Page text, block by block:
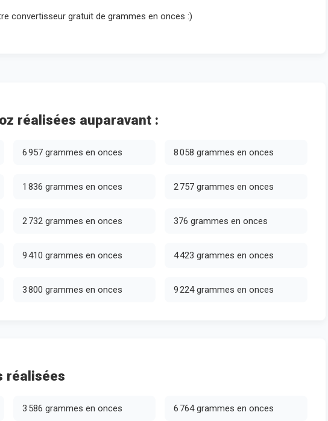
convertisseur gratuit de grammes en onces :)
réalisées auparavant :
6 957 grammes en onces 8 058 grammes en onces
1 836 grammes en onces 2 757 grammes en onces
2 732 grammes en onces 376 grammes en onces
9 410 grammes en onces 4 423 grammes en onces
3 800 grammes en onces 9 224 grammes en onces
réalisées
3 586 grammes en onces 6 764 grammes en onces